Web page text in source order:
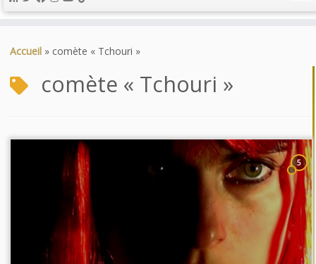
auAccueil » comète « Tchouri »
comète « Tchouri »
5